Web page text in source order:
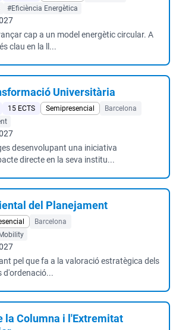
#Eficiència Energètica
cap a un model energètic circular. A
clau en la ll...
Universitària
15 ECTS Semipresencial
Barcelona
desenvolupant una iniciativa
directe en la seva institu...
del Planejament
Barcelona
pel que fa a la valoració estratègica dels
d'ordenació...
la Columna i l'Extremitat